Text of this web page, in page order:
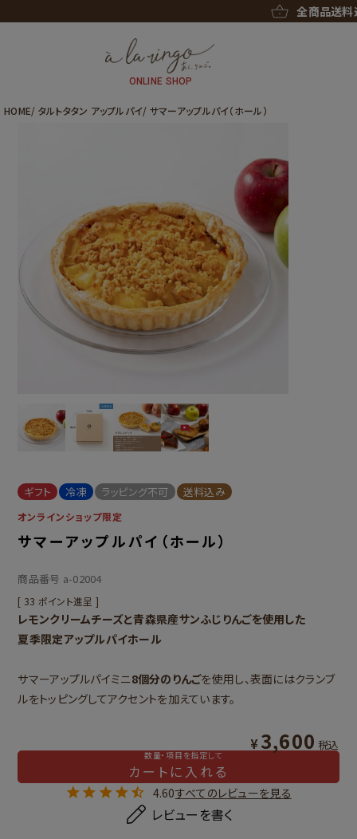
全商品送料込み！ 税込8,000
ONLINE SHOP
HOME タルトタタン アップルパイ サマーアップルパイ（ホール）
ギフト 冷凍 ラッピング不可 送料込み
オンラインショップ限定
サマーアップルパイ（ホール）
商品番号 a-02004
[ 33 ポイント進呈 ]
レモンクリームチーズと青森県産サンふじりんごを使用した
夏季限定アップルパイホール
サマーアップルパイミニ8個分のりんごを使用し、表面にはクランブ
ルをトッピングしてアクセントを加えています。
¥ 3,600 税込
数量・項目を指定して
カートに入れる
4.60すべてのレビューを見る
レビューを書く